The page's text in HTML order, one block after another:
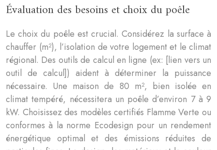
Évaluation des besoins et choix du poêle
Le choix du poêle est crucial. Considérez la surface à
chauffer (m²), l’isolation de votre logement et le climat
régional. Des outils de calcul en ligne (ex: [lien vers un
outil de calcul]) aident à déterminer la puissance
nécessaire. Une maison de 80 m², bien isolée en
climat tempéré, nécessitera un poêle d’environ 7 à 9
kW. Choisissez des modèles certifiés Flamme Verte ou
conformes à la norme Ecodesign pour un rendement
énergétique optimal et des émissions réduites de